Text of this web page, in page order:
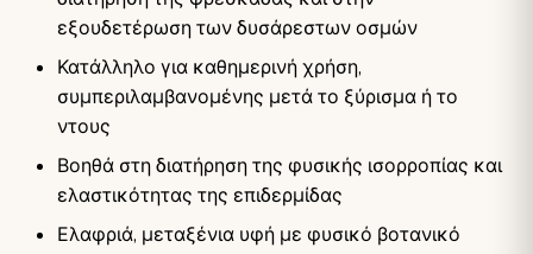
εξουδετέρωση των δυσάρεστων οσμών
Κατάλληλο για καθημερινή χρήση,
συμπεριλαμβανομένης μετά το ξύρισμα ή το
ντους
Βοηθά στη διατήρηση της φυσικής ισορροπίας και
ελαστικότητας της επιδερμίδας
Ελαφριά, μεταξένια υφή με φυσικό βοτανικό